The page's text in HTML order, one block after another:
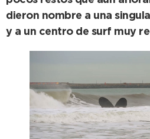
dieron nombre a una
y a un centro de surf muy